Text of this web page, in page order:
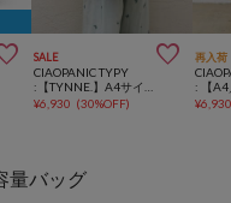
SALE 
CIAOPANIC TYPY
¥6,930 (30%OFF)
再入荷
¥
量バッグ